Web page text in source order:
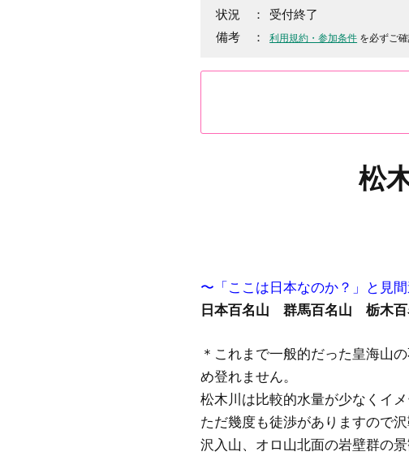
状況 ：
受付終了
備考 ：
利用規約・参加条件 を必ずご
松
〜「ここは日本なのか？」と見
日本百名山 群馬百名山 栃木
＊これまで一般的だった皇海山
め登れません。
松木川は比較的水量が少なくイメ
ただ幾度も徒渉がありますので沢
沢入山、オロ山北面の岩壁群の景